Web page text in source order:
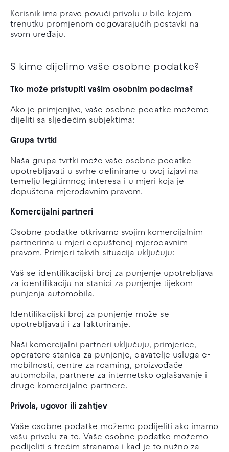
Korisnik ima pravo povući privolu u bilo kojem
trenutku promjenom odgovarajućih postavki na
svom uređaju.
S kime dijelimo vaše osobne podatke?
Tko može pristupiti vašim osobnim podacima?
Ako je primjenjivo, vaše osobne podatke možemo
dijeliti sa sljedećim subjektima:
Grupa tvrtki
Naša grupa tvrtki može vaše osobne podatke
upotrebljavati u svrhe definirane u ovoj izjavi na
temelju legitimnog interesa i u mjeri koja je
dopuštena mjerodavnim pravom.
Komercijalni partneri
Osobne podatke otkrivamo svojim komercijalnim
partnerima u mjeri dopuštenoj mjerodavnim
pravom. Primjeri takvih situacija uključuju:
Vaš se identifikacijski broj za punjenje upotrebljava
za identifikaciju na stanici za punjenje tijekom
punjenja automobila.
Identifikacijski broj za punjenje može se
upotrebljavati i za fakturiranje.
Naši komercijalni partneri uključuju, primjerice,
operatere stanica za punjenje, davatelje usluga e-
mobilnosti, centre za roaming, proizvođače
automobila, partnere za internetsko oglašavanje i
druge komercijalne partnere.
Privola, ugovor ili zahtjev
Vaše osobne podatke možemo podijeliti ako imamo
vašu privolu za to. Vaše osobne podatke možemo
podijeliti s trećim stranama i kad je to nužno za